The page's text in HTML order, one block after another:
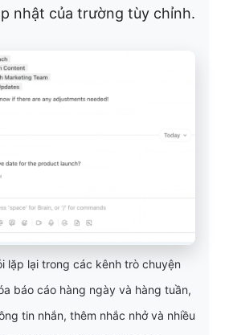
nhật của trường tùy chỉnh.
lặp lại trong các kênh trò chuyện
báo cáo hàng ngày và hàng tuần,
tin nhắn, thêm nhắc nhở và nhiều